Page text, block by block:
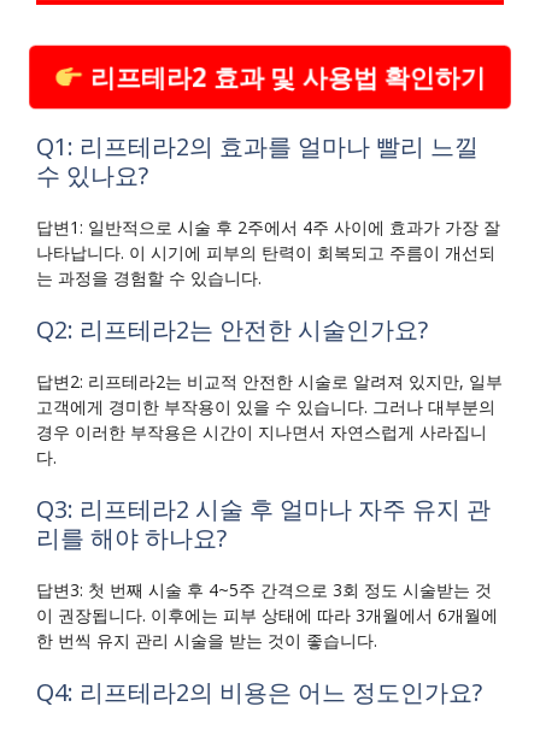
리프테라2 효과 및 사용법 확인하기
Q1: 리프테라2의 효과를 얼마나 빨리 느낄
수 있나요?
답변1: 일반적으로 시술 후 2주에서 4주 사이에 효과가 가장 잘
나타납니다. 이 시기에 피부의 탄력이 회복되고 주름이 개선되
는 과정을 경험할 수 있습니다.
Q2: 리프테라2는 안전한 시술인가요?
답변2: 리프테라2는 비교적 안전한 시술로 알려져 있지만, 일부
고객에게 경미한 부작용이 있을 수 있습니다. 그러나 대부분의
경우 이러한 부작용은 시간이 지나면서 자연스럽게 사라집니
다.
Q3: 리프테라2 시술 후 얼마나 자주 유지 관
리를 해야 하나요?
답변3: 첫 번째 시술 후 4~5주 간격으로 3회 정도 시술받는 것
이 권장됩니다. 이후에는 피부 상태에 따라 3개월에서 6개월에
한 번씩 유지 관리 시술을 받는 것이 좋습니다.
Q4: 리프테라2의 비용은 어느 정도인가요?